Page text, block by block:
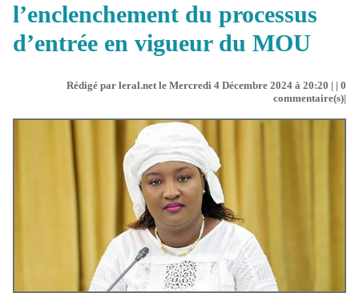
l’enclenchement du processus
d’entrée en vigueur du MOU
Rédigé par leral.net le Mercredi 4 Décembre 2024 à 20:20 | | 0
commentaire(s)|